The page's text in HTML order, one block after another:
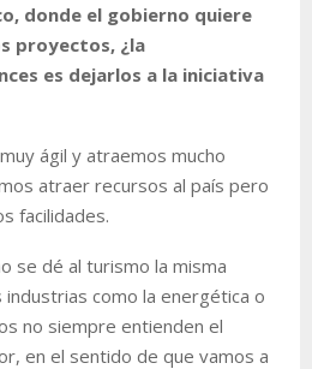
donde el gobierno quiere
proyectos, ¿la
es dejarlos a la iniciativa
ágil y atraemos mucho
atraer recursos al país pero
facilidades.
se dé al turismo la misma
como la energética o
no siempre entienden el
en el sentido de que vamos a